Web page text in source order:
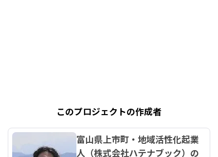
このプロジェクトの作成者
富山県上市町・地域活性化起業
人（株式会社ハテナブック）の